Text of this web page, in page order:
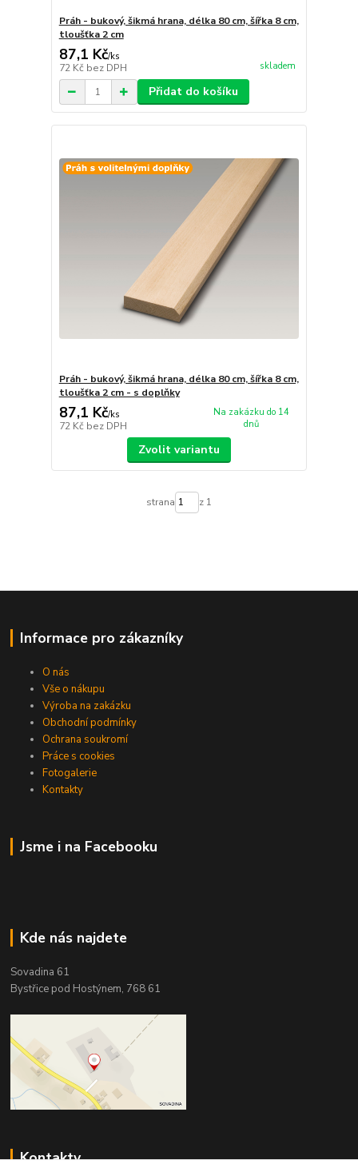
Práh - bukový, šikmá hrana, délka 80 cm, šířka 8 cm,
tloušťka 2 cm
87,1 Kč/ks
72 Kč bez DPH skladem
Přidat do košíku
Práh - bukový, šikmá hrana, délka 80 cm, šířka 8 cm,
tloušťka 2 cm - s doplňky
87,1 Kč/ks
72 Kč bez DPH
Na zakázku do 14
dnů
Zvolit variantu
strana z 1
Informace pro zákazníky
O nás
Vše o nákupu
Výroba na zakázku
Obchodní podmínky
Ochrana soukromí
Práce s cookies
Fotogalerie
Kontakty
Jsme i na Facebooku
Kde nás najdete
Sovadina 61
Bystřice pod Hostýnem, 768 61
Kontakty